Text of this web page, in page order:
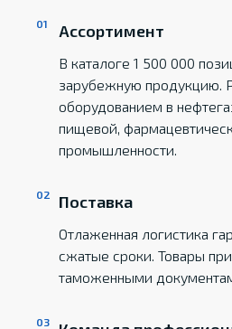
Ассортимент
В каталоге 1 500 000
зарубежную продукцию.
оборудованием в
пищевой,
промышленности.
Поставка
Отлаженная логистика
сжатые сроки. Товары
таможенными